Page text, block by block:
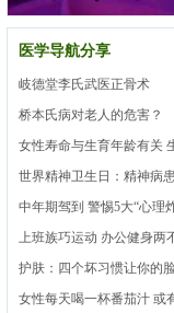
医学导航分享
岐德堂李氏武医正骨术
桥本氏病对老人的危害？
女性寿命与生育年龄有关
世界精神卫生日：精神病
中年期驾到 警惕5大“心理
上班族巧运动 办公健身两
护肤：四个坏习惯让你的
女性每天喝一杯番茄汁 或